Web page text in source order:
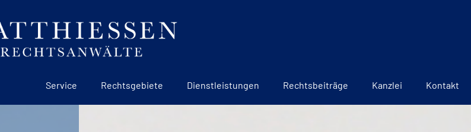
Service Rechtsgebiete Dienstleistungen Rechtsbeiträge Kanzlei Kontakt